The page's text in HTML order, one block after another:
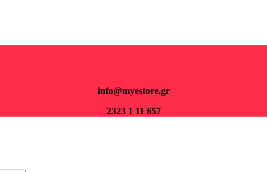
info@myestore.gr
2323 1 11 657